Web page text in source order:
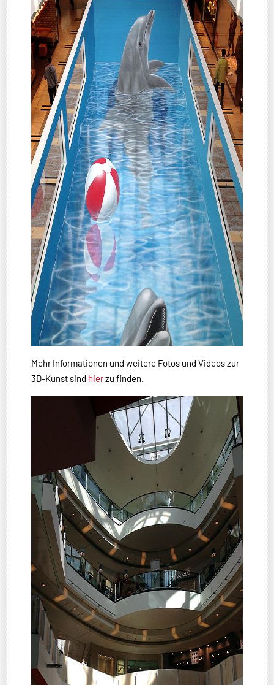
Mehr Informationen und weitere Fotos und Videos zur
3D-Kunst sind hierzu finden.